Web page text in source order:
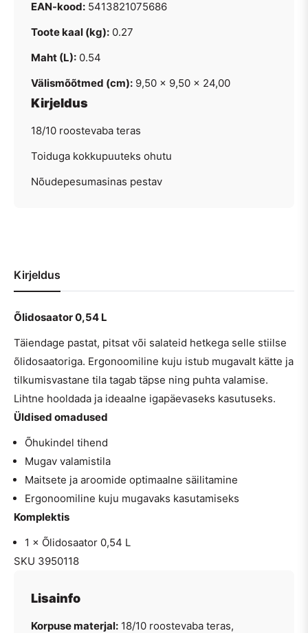
EAN-kood: 5413821075686
Toote kaal (kg): 0.27
Maht (L): 0.54
Välismõõtmed (cm): 9,50 × 9,50 × 24,00
Kirjeldus
18/10 roostevaba teras
Toiduga kokkupuuteks ohutu
Nõudepesumasinas pestav
Kirjeldus
Õlidosaator 0,54 L
Täiendage pastat, pitsat või salateid hetkega selle stiilse
õlidosaatoriga. Ergonoomiline kuju istub mugavalt kätte ja
tilkumisvastane tila tagab täpse ning puhta valamise.
Lihtne hooldada ja ideaalne igapäevaseks kasutuseks.
Üldised omadused
Õhukindel tihend
Mugav valamistila
Maitsete ja aroomide optimaalne säilitamine
Ergonoomiline kuju mugavaks kasutamiseks
Komplektis
1 × Õlidosaator 0,54 L
SKU 3950118
Lisainfo
Korpuse materjal: 18/10 roostevaba teras,